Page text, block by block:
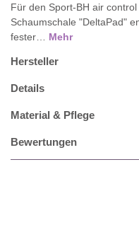
Für den Sport-BH air
Schaumschale "DeltaPad"
fester… Mehr
Hersteller
Details
Material & Pflege
Bewertungen